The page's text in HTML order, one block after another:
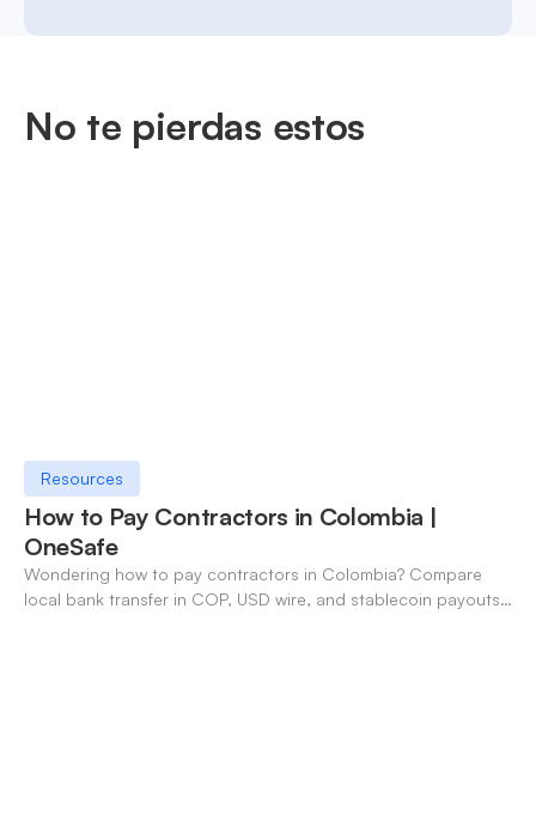
No te pierdas estos
Resources
How to Pay Contractors in Colombia |
OneSafe
Wondering how to pay contractors in Colombia? Compare
local bank transfer in COP, USD wire, and stablecoin payouts.